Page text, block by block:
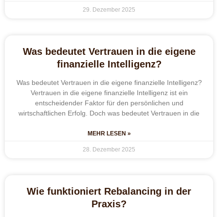
29. Dezember 2025
Was bedeutet Vertrauen in die eigene
finanzielle Intelligenz?
Was bedeutet Vertrauen in die eigene finanzielle Intelligenz?
Vertrauen in die eigene finanzielle Intelligenz ist ein
entscheidender Faktor für den persönlichen und
wirtschaftlichen Erfolg. Doch was bedeutet Vertrauen in die
MEHR LESEN »
28. Dezember 2025
Wie funktioniert Rebalancing in der
Praxis?